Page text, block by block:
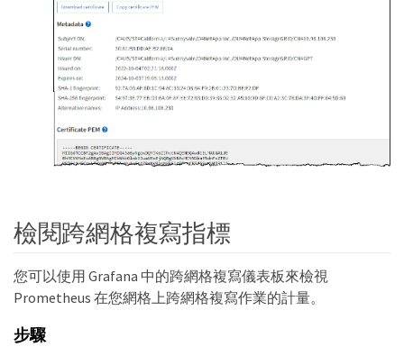
檢閱跨網格複寫指標
您可以使用 Grafana 中的跨網格複寫儀表板來檢視
Prometheus 在您網格上跨網格複寫作業的計量。
步驟